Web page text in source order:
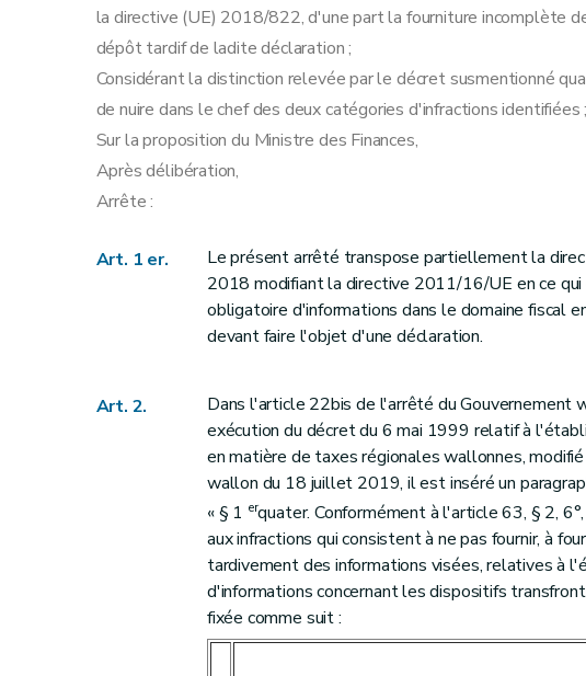
la directive (UE) 2018/822, d'une part la fourniture incomplète
dépôt tardif de ladite déclaration ;
Considérant la distinction relevée par le décret susmentionné
de nuire dans le chef des deux catégories d'infractions identifiées ;
Sur la proposition du Ministre des Finances,
Après délibération,
Arrête :
Art. 1 er.
Le présent arrêté transpose partiellement la
2018 modifiant la directive 2011/16/UE en ce
obligatoire d'informations dans le domaine fiscal
devant faire l'objet d'une déclaration.
Art. 2.
Dans l'article 22bis de l'arrêté du
exécution du décret du 6 mai 1999 relatif à
en matière de taxes régionales wallonnes,
wallon du 18 juillet 2019, il est inséré un
« § 1 erquater. Conformément à l'article 63, § 2,
aux infractions qui consistent à ne pas fournir, à
tardivement des informations visées, relatives à
d'informations concernant les dispositifs
fixée comme suit :